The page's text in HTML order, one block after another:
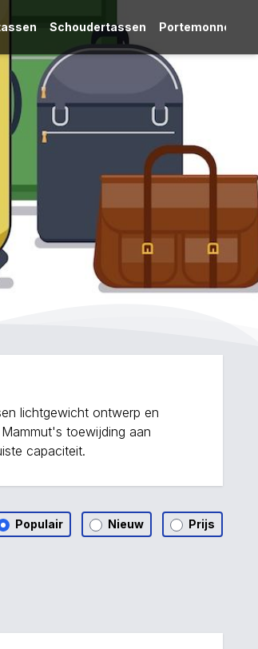
Schoudertassen Portemonnees
lichtgewicht ontwerp en
toewijding aan
capaciteit.
Populair Nieuw Prijs